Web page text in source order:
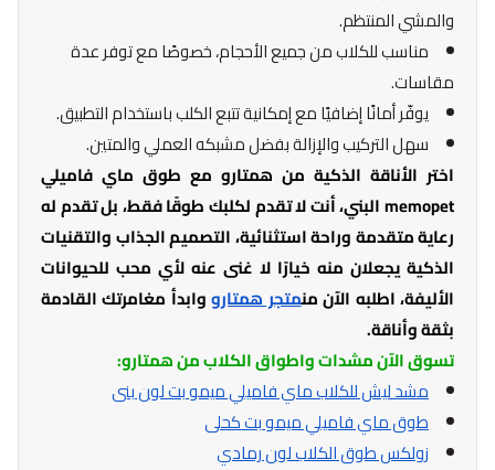
والمشي المنتظم.
مناسب للكلاب من جميع الأحجام، خصوصًا مع توفر عدة
مقاسات.
يوفّر أمانًا إضافيًا مع إمكانية تتبع الكلب باستخدام التطبيق.
سهل التركيب والإزالة بفضل مشبكه العملي والمتين.
اختر الأناقة الذكية من همتارو مع طوق ماي فاميلي
memopet البني، أنت لا تقدم لكلبك طوقًا فقط، بل تقدم له
رعاية متقدمة وراحة استثنائية، التصميم الجذاب والتقنيات
الذكية يجعلان منه خيارًا لا غنى عنه لأي محب للحيوانات
الأليفة، اطلبه الآن منمتجر همتارووابدأ مغامرتك القادمة
بثقة وأناقة.
تسوق الآن مشدات واطواق الكلاب من همتارو:
مشد ليش للكلاب ماي فاميلي ميمو بت لون بنى
طوق ماي فاميلي ميمو بت كحلى
زولكس طوق الكلاب لون رمادي